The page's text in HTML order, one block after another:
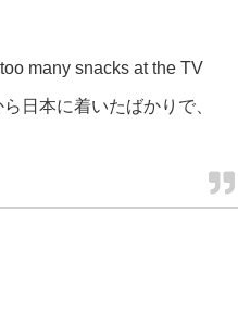
many snacks at the TV
日本に着いたばかりで、